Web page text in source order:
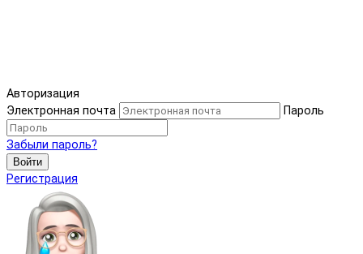
Авторизация
Электронная почта
Пароль
Забыли пароль?
Войти
Регистрация